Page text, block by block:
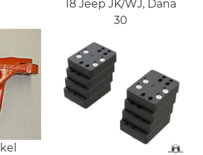
18 Jeep JK/WJ, Dana
30